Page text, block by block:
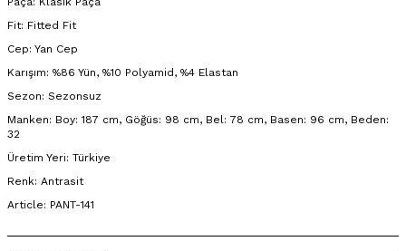
Fit: Fitted Fit
Cep: Yan Cep
Karışım: %86 Yün, %10 Polyamid, %4 Elastan
Sezon: Sezonsuz
Manken: Boy: 187 cm, Göğüs: 98 cm, Bel: 78 cm, Basen: 96 cm, Beden:
32
Üretim Yeri: Türkiye
Renk: Antrasit
Article: PANT-141